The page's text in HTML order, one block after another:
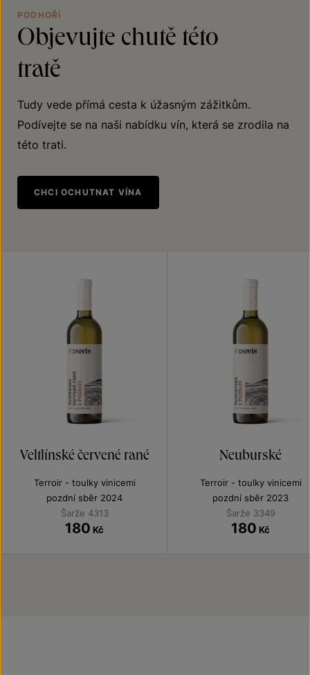
PODHOŘÍ
Objevujte chutě této
tratě
Tudy vede přímá cesta k úžasným zážitkům.
Podívejte se na naši nabídku vín, která se zrodila na
této trati.
CHCI OCHUTNAT VÍNA
Veltlínské červené rané
Terroir - toulky vinicemi
pozdní sběr 2024
Šarže 4313
180 Kč
Neuburské
Terroir - toulky vinicemi
pozdní sběr 2023
Šarže 3349
180 Kč